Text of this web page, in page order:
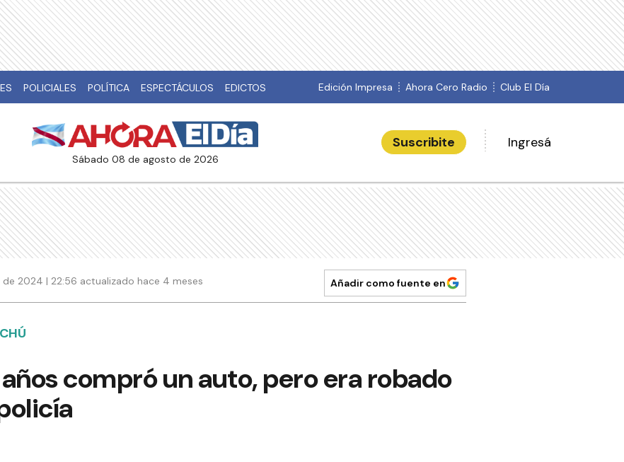
POLICIALES POLÍTICA ESPECTÁCULOS EDICTOS Edición Impresa Ahora Cero Radio Club El Día
sábado 08 de agosto de 2026
Suscribite Ingresá
2024 | 22:56 actualizado hace 4 meses Añadir como fuente en
años compró un auto, pero era robado